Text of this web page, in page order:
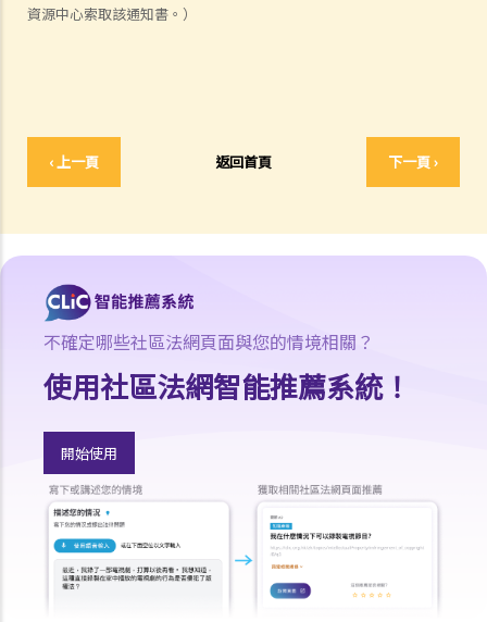
資源中心索取該通知書。）
‹ 上一頁 返回首頁 下一頁 ›
1. 法官會否考慮到無律師代表訴訟人在理解法庭程序方面處於不利地
8. 如果我打算在區域法院或高等法院向某人提出訴訟，我應以傳訊令狀
序？
10. 如何以原訴傳票展開民事訴訟？
11. 我能否針對某人展開民事訴訟：(a) 即使該人沒有永久地址？(b) 即使
該人通常居於香港以外地區？(c) 即使該人失踨？(d) 即使該人名字不
詳？
14. 如果原告人由於預期被告人提議和解會作出還價而誇大其申索金
額，會有甚麼後果？
15. 我應該在甚麼時候提交有關證據？ 我應該將其有關證據附上於申索
陳述書或原訴傳票上嗎？
如何就民事訴訟作出抗辯
不確定哪些社區法網頁面與您的情境相關？
使用社區法網智能推薦系統！
開始使用